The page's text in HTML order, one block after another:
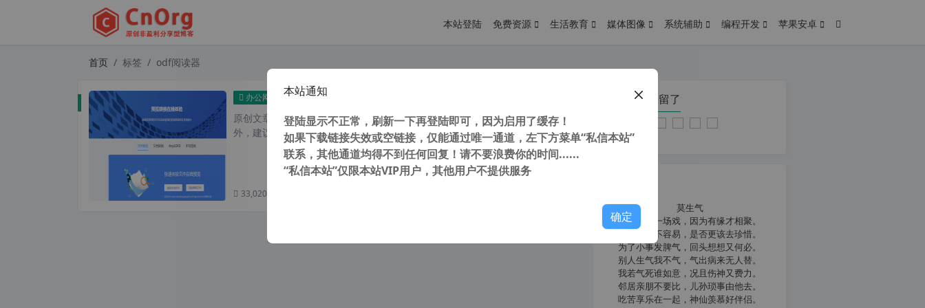
本站登陆 免费资源 生活教育 媒体图像 系统辅助 编程开发 苹果安卓
首页 标签 odf阅读器
办公网络 真正解决 OFD格式发票打不开 和将 OFD格式转换PDF ofd阅读器
原创文章，转载请注明： 转载自cnorg.12hp.de 注意：由于网站空间位于国
外，建议避开晚上的访问高峰期...
33,020 次浏览
您在本页停留了
莫生气
人生就像一场戏，因为有缘才相聚。
相扶到老不容易，是否更该去珍惜。
为了小事发脾气，回头想想又何必。
别人生气我不气，气出病来无人替。
我若气死谁如意，况且伤神又费力。
邻居亲朋不要比，儿孙琐事由他去。
吃苦享乐在一起，神仙羡慕好伴侣。
本站通知
登陆显示不正常，刷新一下再登陆即可，因为启用了缓存！
如果下载链接失效或空链接，仅能通过唯一通道，左下方菜单“私信本站”
联系，其他通道均得不到任何回复！请不要浪费你的时间......
“私信本站”仅限本站VIP用户，其他用户不提供服务
确定